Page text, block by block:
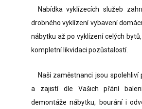
Nabídka vyklízecích služeb
drobného vyklízení vybavení
nábytku až po vyklízení celých
kompletní likvidaci pozůstalostí.
Naši zaměstnanci jsou spolehliví
a zajistí dle Vašich přání
demontáže nábytku, bourání i